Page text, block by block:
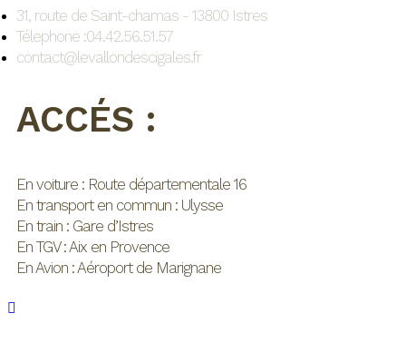
31, route de Saint-chamas - 13800 Istres
Télephone :04.42.56.51.57
contact@levallondescigales.fr
ACCÉS :
En voiture : Route départementale 16
En transport en commun : Ulysse
En train : Gare d’Istres
En TGV : Aix en Provence
En Avion : Aéroport de Marignane